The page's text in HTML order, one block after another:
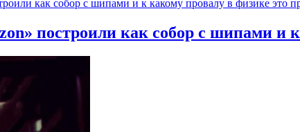
построили как собор с шипами и